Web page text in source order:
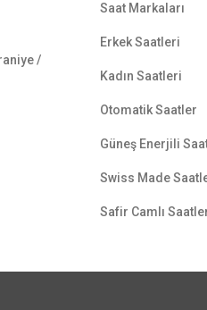
/
Saat Markaları
Erkek Saatleri
Kadın Saatleri
Otomatik Saatler
Güneş Enerjili
Swiss Made
Safir Camlı